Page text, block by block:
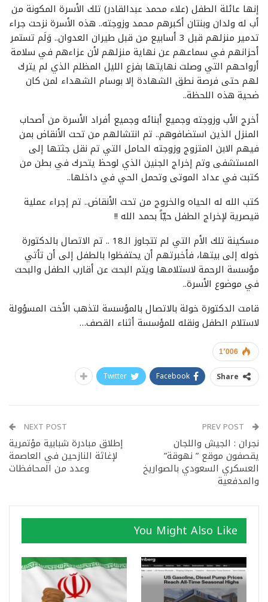
إنها عائلة الطفل (علاء محمد عبدالقادر) تلك الأسرة المكونة من
أب له ولدان وبنتان أكبرهم محمد وزوجته.. هذه الأسرة نزحت جراء
تدمير منزلهم قبل 3 أسابيع من قبل طيران العدوان.. وَلَم تستمر
أحزانهم في سماعهم عن نهاية منزلهم لأن عزاءهم في سلامة
أرواحهم التي وصلت نهايتها بفزع الليل المظلم الذي لم يترك
لهم حتى فرصة نطق الشهادة إلا بوسام الشهداء لمن كان
ضحية هذه اللحظة..
أخرج الأب وزوجته وجميع أبنائه وجميع أفراد الأسرة من أصحاب
المنزل الذين استضافوهم.. تم انتشالهم من تحت الأنقاض بمن
فيهم الابن المتزوج وزوجته الحامل التي تم نقل جثتها إلى
المستشفى وتم إخراج الجنين الذي لوحظ يتحرك في بطن من
كتبت في عداد الموتى وتحمل الحي في داخلها..
كتب الله له الحياه والخروج من تحت الأنقاض.. تم إجراء عملية
قيصرية لإخراج الطفل حيّاً بحمد الله !!
مسكينة تلك الأم التي لم تتجاوز الـ18 .. تم الاتصال بالدكتورة
خوله إلى بيتها، فأخبرتهم أن يحتفظوا بالطفل إلى أن تأتي
مؤسسة الرحمة لاستلامها ويتم البحث عن أقارب الطفل والبحث
في موضوع الأسرة..
قامت الدكتورة خولة بالاتصال بالمؤسسة لتذهب الأخت المسؤولة
لاستلام الطفل ونقله للمؤسسة أثناء القصف…
1٬006
Share
Facebook
Twitter
نجران : الجيش واللجان
يقصفون موقع ” نهوقة”
العسكري السعودي بالصواريخ
والمدفعية
NEXT POST
إطلاق مبادرة شبابية مؤتمرية
لإغاثة النازحين في العاصمة
وعدد من المحافظات
You Might Also Like